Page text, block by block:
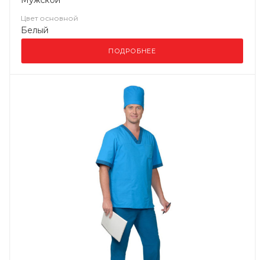
Цвет основной
Белый
ПОДРОБНЕЕ